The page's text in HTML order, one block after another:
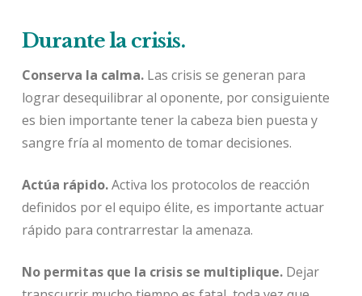
Durante la crisis.
Conserva la calma.Las crisis se generan para
lograr desequilibrar al oponente, por consiguiente
es bien importante tener la cabeza bien puesta y
sangre fría al momento de tomar decisiones.
Actúa rápido.Activa los protocolos de reacción
definidos por el equipo élite, es importante actuar
rápido para contrarrestar la amenaza.
No permitas que la crisis se multiplique. Dejar